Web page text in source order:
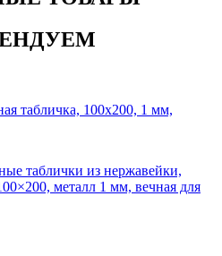
табличка, 100х200, 1 мм,
таблички из нержавейки,
металл 1 мм, вечная для